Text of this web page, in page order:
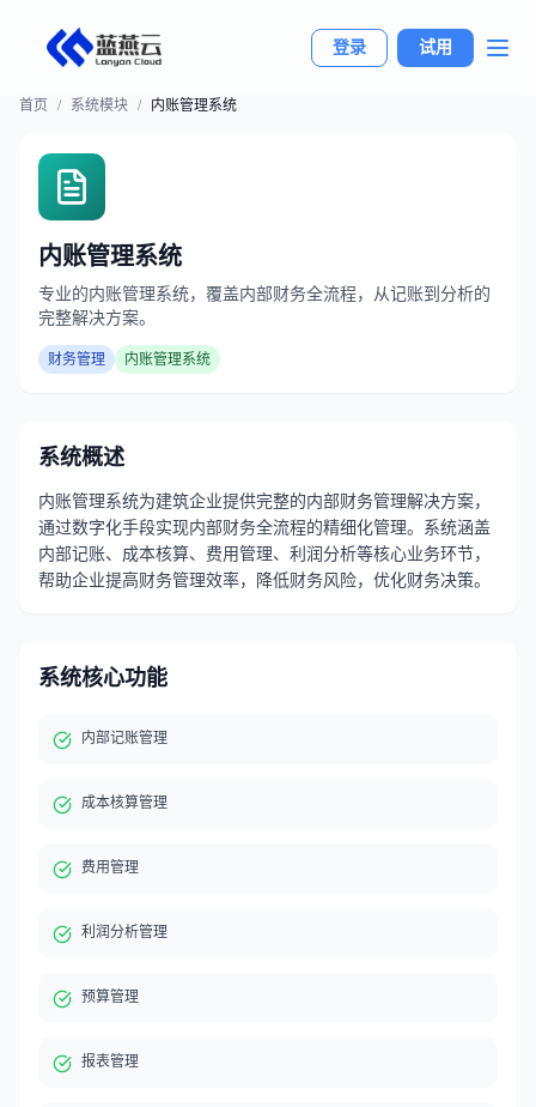
登录 试用
首页 / 系统模块 / 内账管理系统
内账管理系统
专业的内账管理系统，覆盖内部财务全流程，从记账到分析的
完整解决方案。
财务管理 内账管理系统
系统概述
内账管理系统为建筑企业提供完整的内部财务管理解决方案，
通过数字化手段实现内部财务全流程的精细化管理。系统涵盖
内部记账、成本核算、费用管理、利润分析等核心业务环节，
帮助企业提高财务管理效率，降低财务风险，优化财务决策。
系统核心功能
内部记账管理
成本核算管理
费用管理
利润分析管理
预算管理
报表管理